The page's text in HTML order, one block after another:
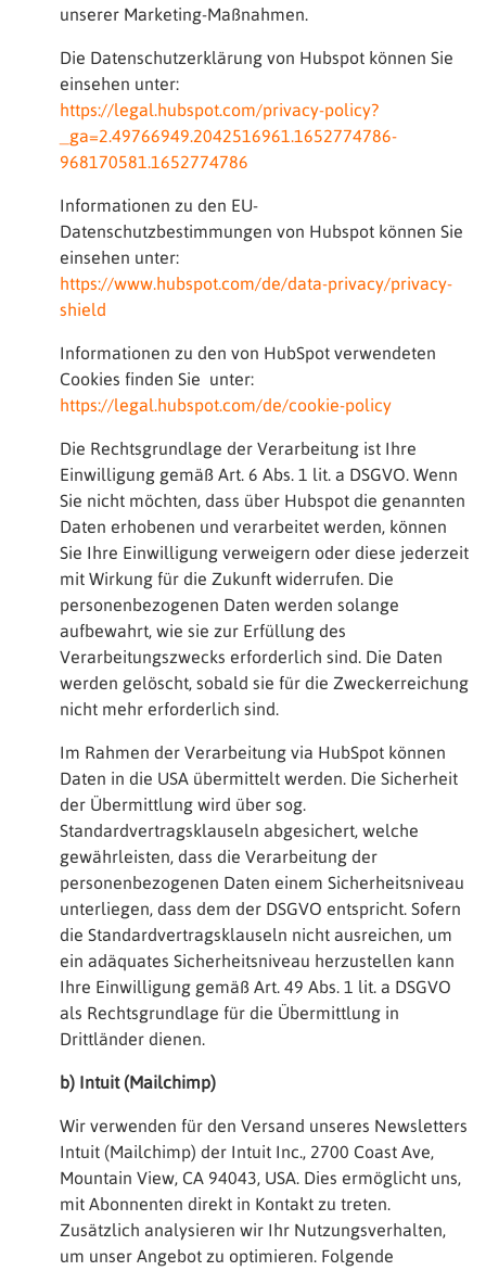
unserer Marketing-Maßnahmen.
Die Datenschutzerklärung von Hubspot können Sie
einsehen unter:
https://legal.hubspot.com/privacy-policy?
_ga=2.49766949.2042516961.1652774786-
968170581.1652774786
Informationen zu den EU-
Datenschutzbestimmungen von Hubspot können Sie
einsehen unter:
https://www.hubspot.com/de/data-privacy/privacy-
shield
Informationen zu den von HubSpot verwendeten
Cookies finden Sie unter:
https://legal.hubspot.com/de/cookie-policy
Die Rechtsgrundlage der Verarbeitung ist Ihre
Einwilligung gemäß Art. 6 Abs. 1 lit. a DSGVO. Wenn
Sie nicht möchten, dass über Hubspot die genannten
Daten erhobenen und verarbeitet werden, können
Sie Ihre Einwilligung verweigern oder diese jederzeit
mit Wirkung für die Zukunft widerrufen. Die
personenbezogenen Daten werden solange
aufbewahrt, wie sie zur Erfüllung des
Verarbeitungszwecks erforderlich sind. Die Daten
werden gelöscht, sobald sie für die Zweckerreichung
nicht mehr erforderlich sind.
Im Rahmen der Verarbeitung via HubSpot können
Daten in die USA übermittelt werden. Die Sicherheit
der Übermittlung wird über sog.
Standardvertragsklauseln abgesichert, welche
gewährleisten, dass die Verarbeitung der
personenbezogenen Daten einem Sicherheitsniveau
unterliegen, dass dem der DSGVO entspricht. Sofern
die Standardvertragsklauseln nicht ausreichen, um
ein adäquates Sicherheitsniveau herzustellen kann
Ihre Einwilligung gemäß Art. 49 Abs. 1 lit. a DSGVO
als Rechtsgrundlage für die Übermittlung in
Drittländer dienen.
b) Intuit (Mailchimp)
Wir verwenden für den Versand unseres Newsletters
Intuit (Mailchimp) der Intuit Inc., 2700 Coast Ave,
Mountain View, CA 94043, USA. Dies ermöglicht uns,
mit Abonnenten direkt in Kontakt zu treten.
Zusätzlich analysieren wir Ihr Nutzungsverhalten,
um unser Angebot zu optimieren. Folgende